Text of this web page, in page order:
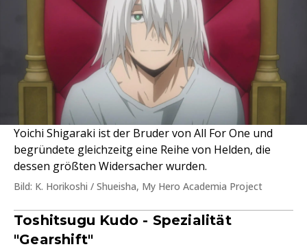
Yoichi Shigaraki ist der Bruder von All For One und
begründete gleichzeitg eine Reihe von Helden, die
dessen größten Widersacher wurden.
Bild: K. Horikoshi / Shueisha, My Hero Academia Project
Toshitsugu Kudo - Spezialität
"Gearshift"